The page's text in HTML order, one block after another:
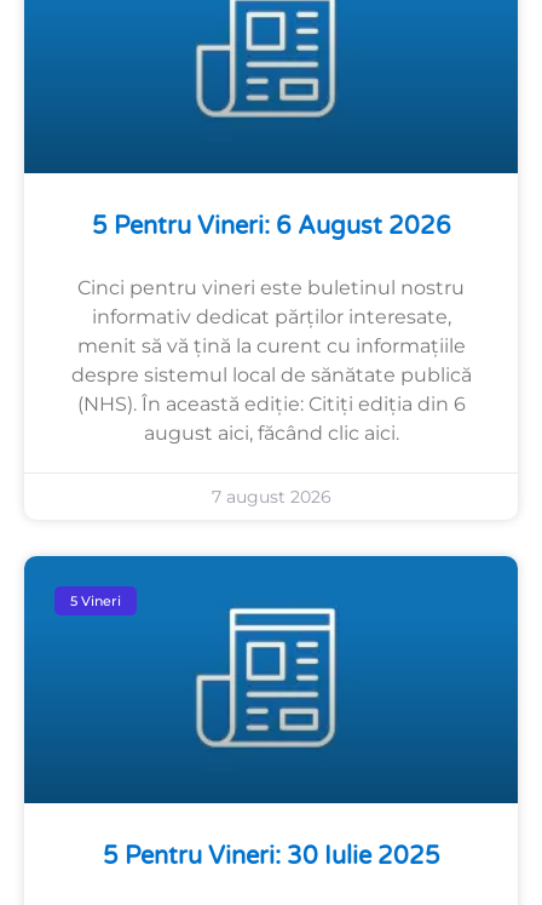
5 Pentru Vineri: 6 August 2026
Cinci pentru vineri este buletinul nostru
informativ dedicat părților interesate,
menit să vă țină la curent cu informațiile
despre sistemul local de sănătate publică
(NHS). În această ediție: Citiți ediția din 6
august aici, făcând clic aici.
7 august 2026
5 Vineri
5 Pentru Vineri: 30 Iulie 2025